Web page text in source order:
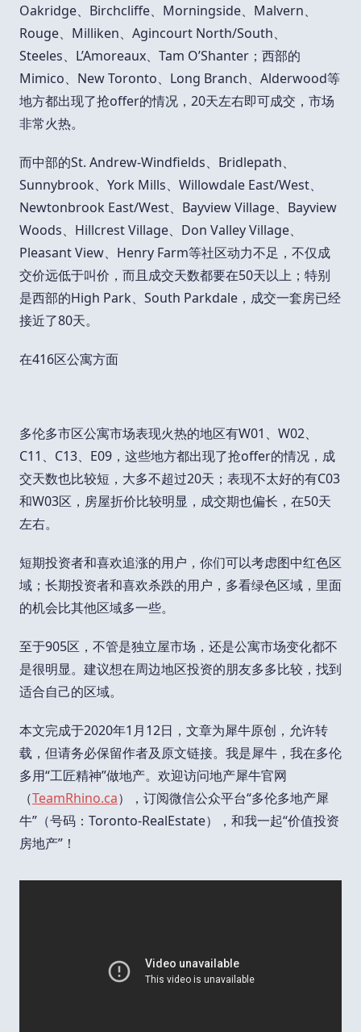
Oakridge、Birchcliffe、Morningside、Malvern、
Rouge、Milliken、Agincourt North/South、
Steeles、L’Amoreaux、Tam O’Shanter；西部的
Mimico、New Toronto、Long Branch、Alderwood等
地方都出现了抢offer的情况，20天左右即可成交，市场
非常火热。
而中部的St. Andrew-Windfields、Bridlepath、
Sunnybrook、York Mills、Willowdale East/West、
Newtonbrook East/West、Bayview Village、Bayview
Woods、Hillcrest Village、Don Valley Village、
Pleasant View、Henry Farm等社区动力不足，不仅成
交价远低于叫价，而且成交天数都要在50天以上；特别
是西部的High Park、South Parkdale，成交一套房已经
接近了80天。
在416区公寓方面
多伦多市区公寓市场表现火热的地区有W01、W02、
C11、C13、E09，这些地方都出现了抢offer的情况，成
交天数也比较短，大多不超过20天；表现不太好的有C03
和W03区，房屋折价比较明显，成交期也偏长，在50天
左右。
短期投资者和喜欢追涨的用户，你们可以考虑图中红色区
域；长期投资者和喜欢杀跌的用户，多看绿色区域，里面
的机会比其他区域多一些。
至于905区，不管是独立屋市场，还是公寓市场变化都不
是很明显。建议想在周边地区投资的朋友多多比较，找到
适合自己的区域。
本文完成于2020年1月12日，文章为犀牛原创，允许转
载，但请务必保留作者及原文链接。我是犀牛，我在多伦
多用“工匠精神”做地产。欢迎访问地产犀牛官网
（TeamRhino.ca），订阅微信公众平台“多伦多地产犀
牛”（号码：Toronto-RealEstate），和我一起“价值投资
房地产”！